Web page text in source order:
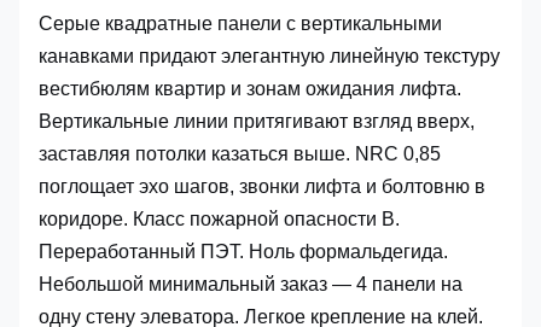
Серые квадратные панели с вертикальными
канавками придают элегантную линейную текстуру
вестибюлям квартир и зонам ожидания лифта.
Вертикальные линии притягивают взгляд вверх,
заставляя потолки казаться выше. NRC 0,85
поглощает эхо шагов, звонки лифта и болтовню в
коридоре. Класс пожарной опасности B.
Переработанный ПЭТ. Ноль формальдегида.
Небольшой минимальный заказ — 4 панели на
одну стену элеватора. Легкое крепление на клей.